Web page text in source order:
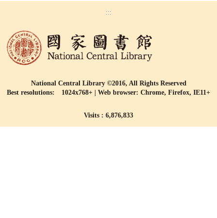
:::
National Central Library ©2016, All Rights Reserved
Best resolutions: 1024x768+ | Web browser: Chrome, Firefox, IE11+
Visits : 6,876,833